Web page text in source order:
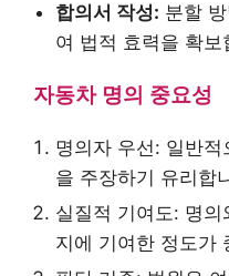
합의서 작성: 분할
여 법적 효력을 확보
자동차 명의 중요성
명의자 우선: 일반
을 주장하기 유리합
실질적 기여도: 명
지에 기여한 정도가